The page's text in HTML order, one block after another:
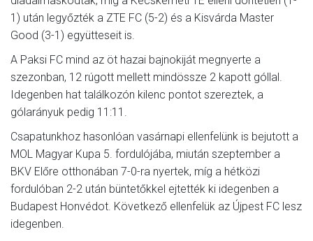
1) után legyőzték a ZTE FC (5-2) és a Kisvárda Master
Good (3-1) együtteseit is.
A Paksi FC mind az öt hazai bajnokiját megnyerte a
szezonban, 12 rúgott mellett mindössze 2 kapott góllal.
Idegenben hat találkozón kilenc pontot szereztek, a
gólarányuk pedig 11:11.
Csapatunkhoz hasonlóan vasárnapi ellenfelünk is bejutott a
MOL Magyar Kupa 5. fordulójába, miután szeptember a
BKV Előre otthonában 7-0-ra nyertek, míg a hétközi
fordulóban 2-2 után büntetőkkel ejtették ki idegenben a
Budapest Honvédot. Következő ellenfelük az Újpest FC lesz
idegenben.